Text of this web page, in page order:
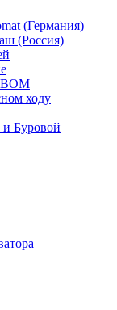
(Германия)
(Россия)
ВОМ
ходу
Буровой